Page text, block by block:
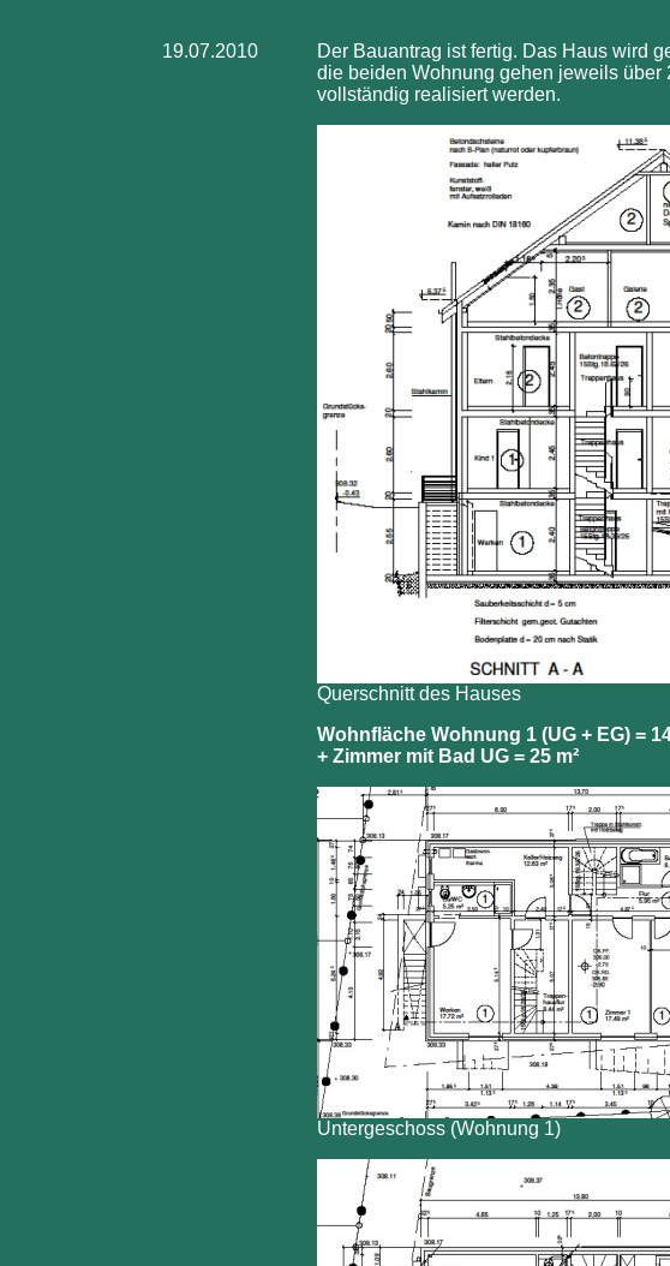
19.07.2010 Der Bauantrag ist fertig. Das Haus wird
die beiden Wohnung gehen jeweils über
vollständig realisiert werden.
Querschnitt des Hauses
Wohnfläche Wohnung 1 (UG + EG) =
+ Zimmer mit Bad UG = 25 m²
Untergeschoss (Wohnung 1)